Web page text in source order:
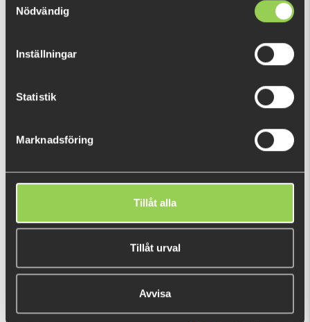
Nödvändig
Inställningar
Statistik
Marknadsföring
Tillåt alla
Tillåt urval
Avvisa
POPULÄRA PRODUKTER